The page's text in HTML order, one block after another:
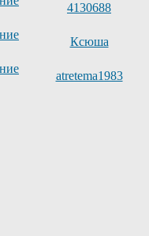
4130688
Ксюша
atretema1983